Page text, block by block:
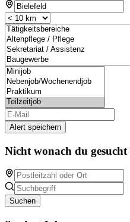
Alert speichern
Nicht wonach du
Suchen